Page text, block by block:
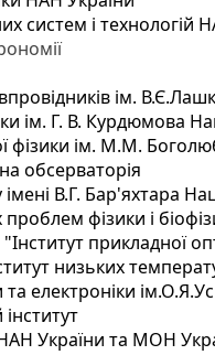
систем і технологій
ім.
ім. Г. В. Курдюмова
фізики ім. М.М.
обсерваторія
В.Г. Бар'яхтара
фізики і
прикладної
низьких
та електроніки
України та МОН